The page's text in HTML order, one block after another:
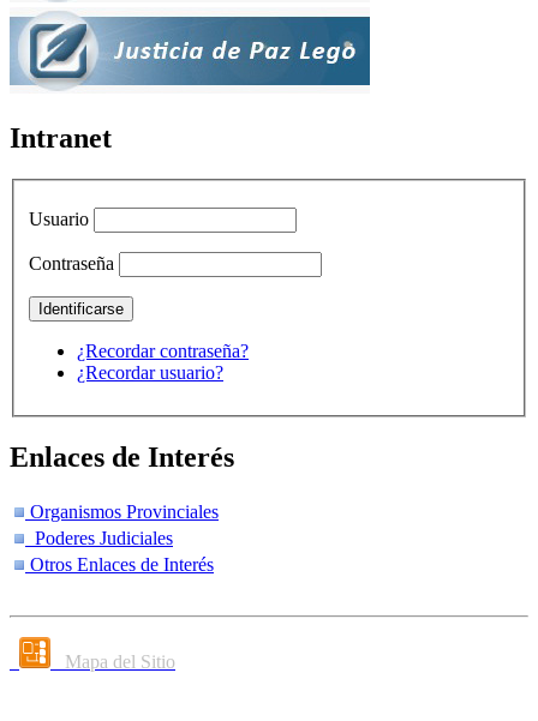
Intranet
Usuario
Contraseña
¿Recordar contraseña?
¿Recordar usuario?
Enlaces de Interés
Organismos Provinciales
Poderes Judiciales
Otros Enlaces de Interés
Mapa del Sitio